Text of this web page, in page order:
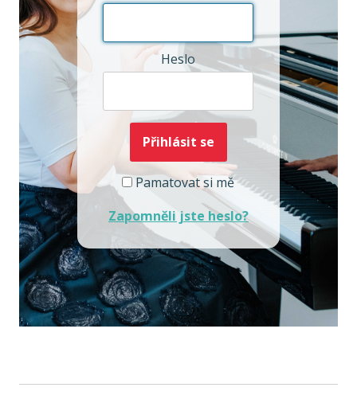
Heslo
Pamatovat si mě
Zapomněli jste heslo?